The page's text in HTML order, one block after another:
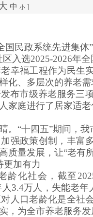
中 小 ]
政系统先进集体”
入选2025-2026年
福工程作为民生
化、多层次的养老
市级养老服务三项
家庭进行了居家适
“十四五”期间，我
强政策创制，丰富
质量发展，让“老有
加有力
化社会，截至
3.4万人，失能老
人口老龄化是全社
，为全市养老服务